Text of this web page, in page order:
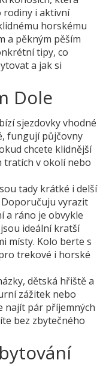
rodiny i aktivní
horskému
a pěkným pěším
tipy, co
a jak si
Dole
sjezdovky vhodné
fungují půjčovny
chcete klidnější
tratích v okolí nebo
tady krátké i delší
vyrazit
a ráno je obvykle
ideální kratší
místy. Kolo berte s
trekové i horské
dětská hřiště a
zážitek nebo
najít pár příjemných
bez zbytečného